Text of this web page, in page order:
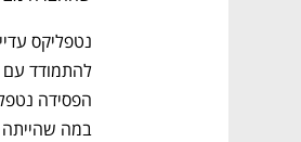
במה שהייתה